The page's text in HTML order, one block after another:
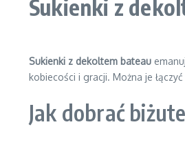
Sukienki z
Sukienki z dekoltem bateau
kobiecości i gracji. Można je
Jak dobrać